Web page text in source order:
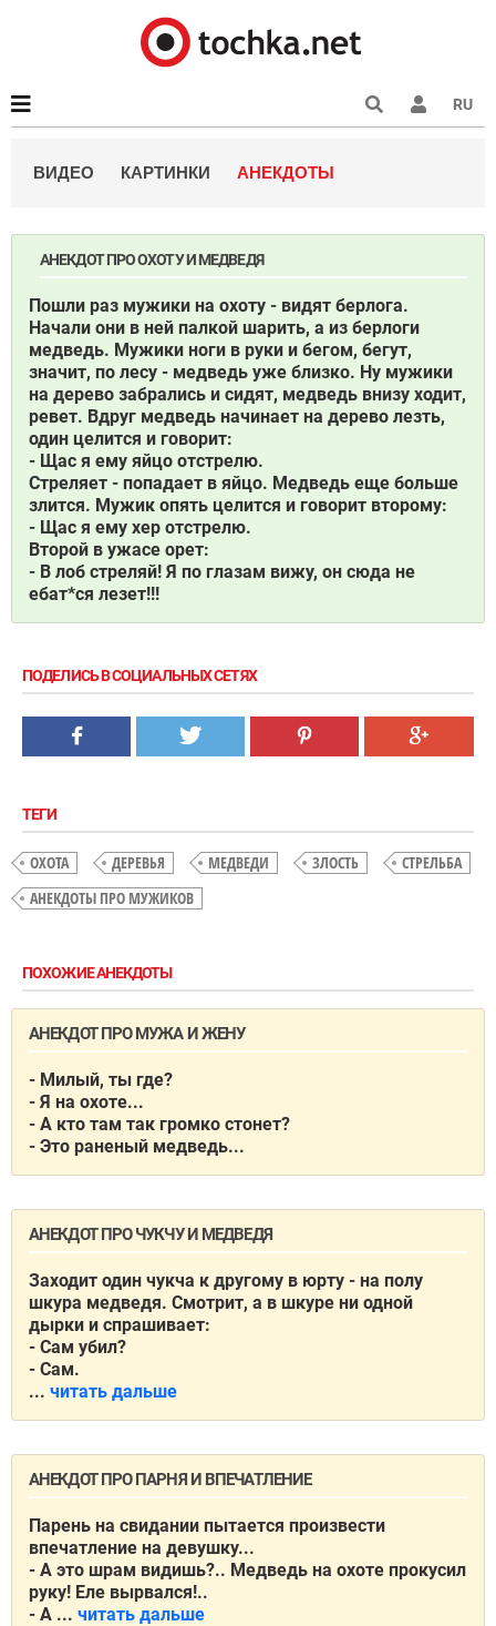
RU
ВИДЕО КАРТИНКИ АНЕКДОТЫ
АНЕКДОТ ПРО ОХОТУ И МЕДВЕДЯ
Пошли раз мужики на охоту - видят берлога.
Начали они в ней палкой шарить, а из берлоги
медведь. Мужики ноги в руки и бегом, бегут,
значит, по лесу - медведь уже близко. Ну мужики
на дерево забрались и сидят, медведь внизу ходит,
ревет. Вдруг медведь начинает на дерево лезть,
один целится и говорит:
- Щас я ему яйцо отстрелю.
Стреляет - попадает в яйцо. Медведь еще больше
злится. Мужик опять целится и говорит второму:
- Щас я ему хер отстрелю.
Второй в ужасе орет:
- В лоб стреляй! Я по глазам вижу, он сюда не
ебат*ся лезет!!!
ПОДЕЛИСЬ В СОЦИАЛЬНЫХ СЕТЯХ
ТЕГИ
ОХОТА ДЕРЕВЬЯ МЕДВЕДИ ЗЛОСТЬ
СТРЕЛЬБА
АНЕКДОТЫ ПРО МУЖИКОВ
ПОХОЖИЕ АНЕКДОТЫ
АНЕКДОТ ПРО МУЖА И ЖЕНУ
- Милый, ты где?
- Я на охоте...
- А кто там так громко стонет?
- Это раненый медведь...
АНЕКДОТ ПРО ЧУКЧУ И МЕДВЕДЯ
Заходит один чукча к другому в юрту - на полу
шкура медведя. Смотрит, а в шкуре ни одной
дырки и спрашивает:
- Сам убил?
- Сам.
... читать дальше
АНЕКДОТ ПРО ПАРНЯ И ВПЕЧАТЛЕНИЕ
Парень на свидании пытается произвести
впечатление на девушку...
- А это шрам видишь?.. Медведь на охоте прокусил
руку! Еле вырвался!..
- А ... читать дальше